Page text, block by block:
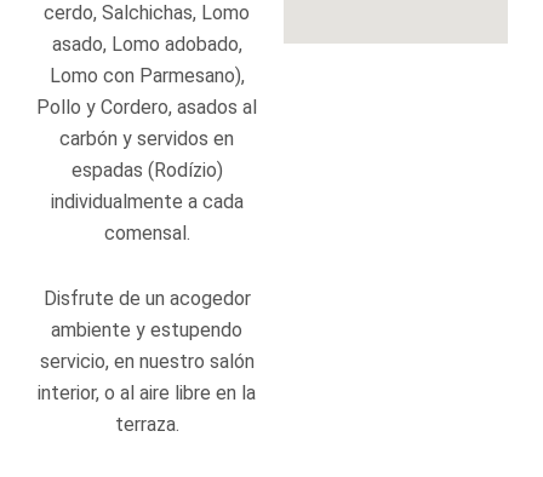
cerdo, Salchichas, Lomo
asado, Lomo adobado,
Lomo con Parmesano),
Pollo y Cordero, asados al
carbón y servidos en
espadas (Rodízio)
individualmente a cada
comensal.
Disfrute de un acogedor
ambiente y estupendo
servicio, en nuestro salón
interior, o al aire libre en la
terraza.